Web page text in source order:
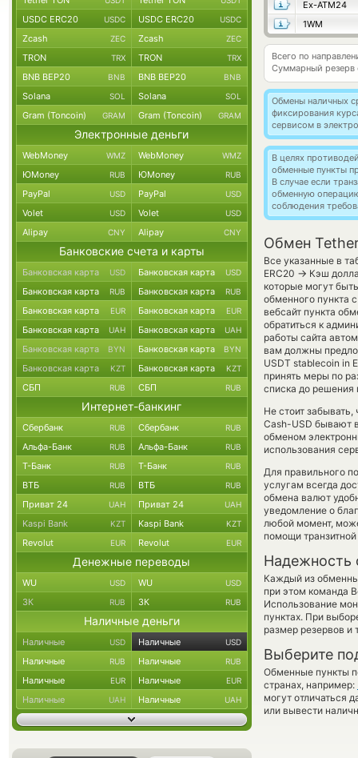
Ex-ATM24
1WM
Всего по
Суммарный резерв
Обмены наличных
фиксирования
сервисом в
В целях
обменные пункты
В случае если
обменную
соблюдения
Обмен Tether
Все указанные в
ERC20 → Кэш
которые могут
обменного пункта
вебсайт пункта
обратиться к
работы сайта
вам должны
USDT stablecoin in
принять меры по
списка до
Не стоит
Cash-USD бывают
обменом
использования
Для правильного
услугам всегда
обмена валют
уведомление о
любой момент,
помощи
Надежность
Каждый из
при этом команда
Использование
пунктах. При
размер резервов и
Выберите
Обменные пункты
странах, например:
могут отличаться
или вывести
USDC ERC20 USDC USDC ERC20 USDC
Zcash ZEC Zcash ZEC
TRON TRX TRON TRX
BNB BEP20 BNB BNB BEP20 BNB
Solana SOL Solana SOL
Gram (Toncoin) GRAM Gram (Toncoin) GRAM
Электронные деньги
WebMoney WMZ WebMoney WMZ
ЮMoney RUB ЮMoney RUB
PayPal USD PayPal USD
Volet USD Volet USD
Alipay CNY Alipay CNY
Банковские счета и карты
Банковская карта USD Банковская карта USD
Банковская карта RUB Банковская карта RUB
Банковская карта EUR Банковская карта EUR
Банковская карта UAH Банковская карта UAH
Банковская карта BYN Банковская карта BYN
Банковская карта KZT Банковская карта KZT
СБП RUB СБП RUB
Интернет-банкинг
Сбербанк RUB Сбербанк RUB
Альфа-Банк RUB Альфа-Банк RUB
Т-Банк RUB Т-Банк RUB
ВТБ RUB ВТБ RUB
Приват 24 UAH Приват 24 UAH
Kaspi Bank KZT Kaspi Bank KZT
Revolut EUR Revolut EUR
Денежные переводы
WU USD WU USD
ЗК RUB ЗК RUB
Наличные деньги
Наличные USD Наличные USD
Наличные RUB Наличные RUB
Наличные EUR Наличные EUR
Наличные UAH Наличные UAH